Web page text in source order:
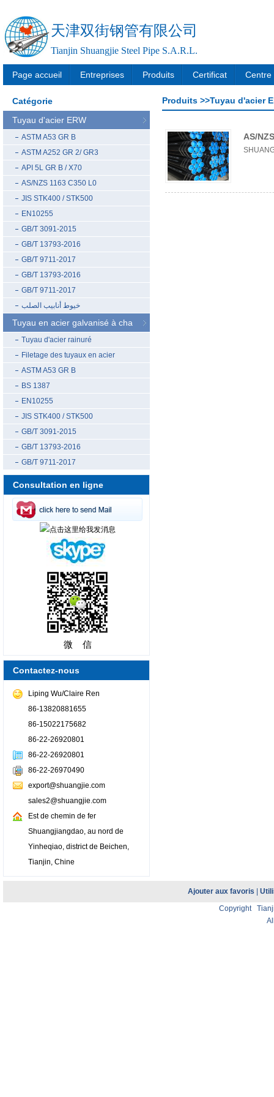
天津双街钢管有限公司
Tianjin Shuangjie Steel Pipe S.A.R.L.
Page accueil Entreprises Produits Certificat Centre
Catégorie
Tuyau d'acier ERW
ASTM A53 GR B
ASTM A252 GR 2/ GR3
API 5L GR B / X70
AS/NZS 1163 C350 L0
JIS STK400 / STK500
EN10255
GB/T 3091-2015
GB/T 13793-2016
GB/T 9711-2017
GB/T 13793-2016
GB/T 9711-2017
خيوط أنابيب الصلب
Tuyau en acier galvanisé à cha
Tuyau d'acier rainuré
Filetage des tuyaux en acier
ASTM A53 GR B
BS 1387
EN10255
JIS STK400 / STK500
GB/T 3091-2015
GB/T 13793-2016
GB/T 9711-2017
Consultation en ligne
微 信
Contactez-nous
Liping Wu/Claire Ren
86-13820881655
86-15022175682
86-22-26920801
86-22-26920801
86-22-26970490
export@shuangjie.com
sales2@shuangjie.com
Est de chemin de fer
Shuangjiangdao, au nord de
Yinheqiao, district de Beichen,
Tianjin, Chine
Produits >>Tuyau d'acier
AS/
Ajouter aux favoris
Copyright